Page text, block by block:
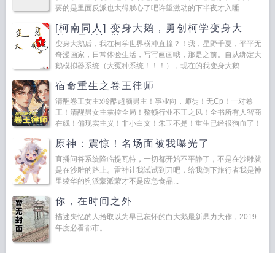
要的是里面反派也太得朕心了吧许望激动的下半夜才入睡...
[柯南同人] 变身大鹅，勇创柯学变身大
鹅，勇创柯学
变身大鹅后，我在柯学世界横冲直撞？！我，星野千夏，平平无
奇漫画家，日常体验生活，写写画画哦，那是之前。自从绑定大
鹅模拟器系统（大冤种系统！！！），现在的我变身大鹅...
宿命重生之卷王律师
清醒卷王女主x冷酷超脑男主！事业向，师徒！无Cp！一对卷
王！清醒男女主掌控全局！整顿行业不正之风！全书所有人智商
在线！偏现实主义！非小白文！朱玉不是！重生已经很狗血了！
难！卷...
原神：震惊！名场面被我曝光了
直播问答系统降临提瓦特，一切都开始不平静了，不是在沙雕就
是在沙雕的路上。雷神让我试试到刀吧，给我倒下旅行者我是神
里绫华的狗派蒙派蒙才不是应急食品...
你，在时间之外
描述失忆的人拾取以为早已忘怀的白大鹅最新鼎力大作，2019
年度必看都市。...